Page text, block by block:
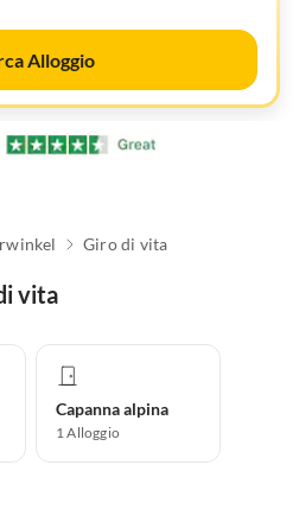
Alloggio
Giro di vita
vita
Capanna alpina
1Alloggio